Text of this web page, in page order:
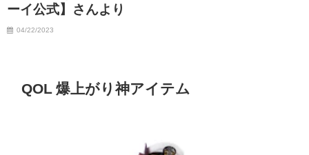
ーイ公式】さんより
04/22/2023
QOL 爆上がり神アイテム